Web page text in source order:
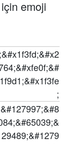
için emoji
;